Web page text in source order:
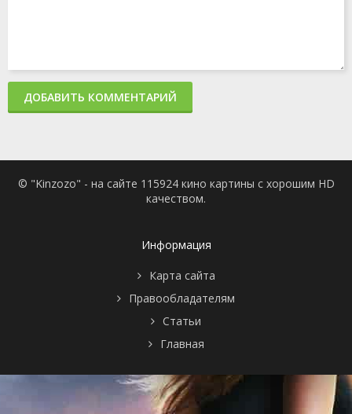
ДОБАВИТЬ КОММЕНТАРИЙ
© "Kinzozo" - на сайте 115924 кино картины с хорошим HD
качеством.
Информация
Карта сайта
Правообладателям
Статьи
Главная